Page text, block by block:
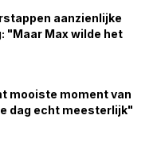
aanzienlijke
"Maar Max wilde het
mooiste moment van
dag echt meesterlijk"